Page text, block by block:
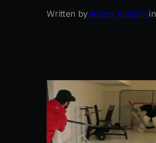
Written byAntero Kivijarviin